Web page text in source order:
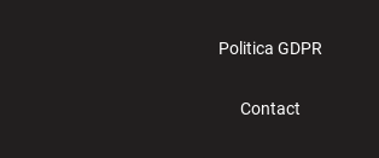
Politica GDPR
Contact